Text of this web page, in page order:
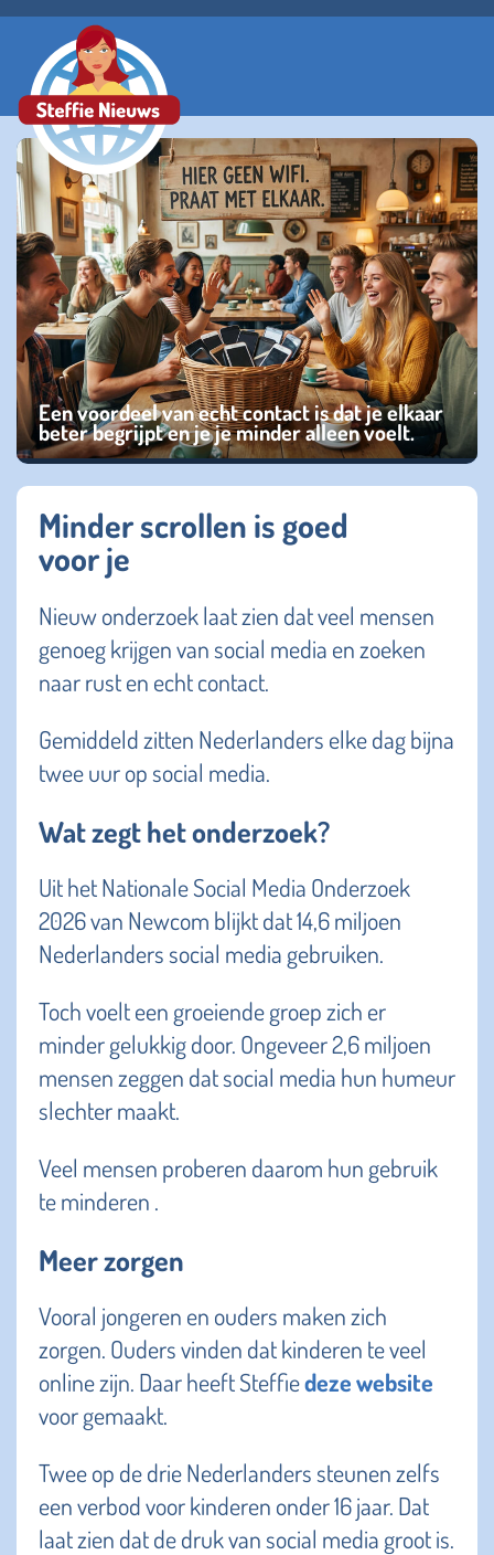
Een voordeel van echt contact is dat je elkaar
beter begrijpt en je je minder alleen voelt.
Minder scrollen is goed
voor je
Nieuw onderzoek laat zien dat veel mensen
genoeg krijgen van social media en zoeken
naar rust en echt contact.
Gemiddeld zitten Nederlanders elke dag bijna
twee uur op social media.
Wat zegt het onderzoek?
Uit het Nationale Social Media Onderzoek
2026 van Newcom blijkt dat 14,6 miljoen
Nederlanders social media gebruiken.
Toch voelt een groeiende groep zich er
minder gelukkig door. Ongeveer 2,6 miljoen
mensen zeggen dat social media hun humeur
slechter maakt.
Veel mensen proberen daarom hun gebruik
te minderen .
Meer zorgen
Vooral jongeren en ouders maken zich
zorgen. Ouders vinden dat kinderen te veel
online zijn. Daar heeft Steffiedeze website
voor gemaakt.
Twee op de drie Nederlanders steunen zelfs
een verbod voor kinderen onder 16 jaar. Dat
laat zien dat de druk van social media groot is.